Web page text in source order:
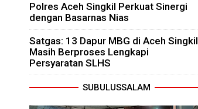
Polres Aceh Singkil Perkuat Sinergi
dengan Basarnas Nias
Satgas: 13 Dapur MBG di Aceh Singkil
Masih Berproses Lengkapi
Persyaratan SLHS
SUBULUSSALAM